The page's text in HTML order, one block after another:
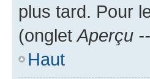
plus tard. Pour
(onglet Aperçu
Haut